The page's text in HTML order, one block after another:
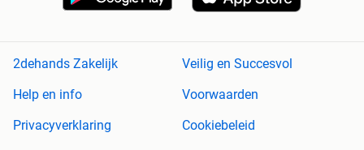
2dehands Zakelijk
Veilig en Succesvol
Help en info
Voorwaarden
Privacyverklaring
Cookiebeleid